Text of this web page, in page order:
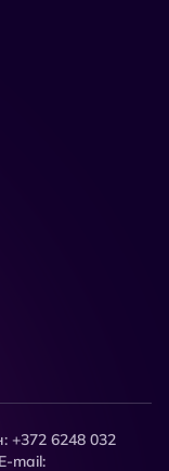
+372 6248 032
mail: